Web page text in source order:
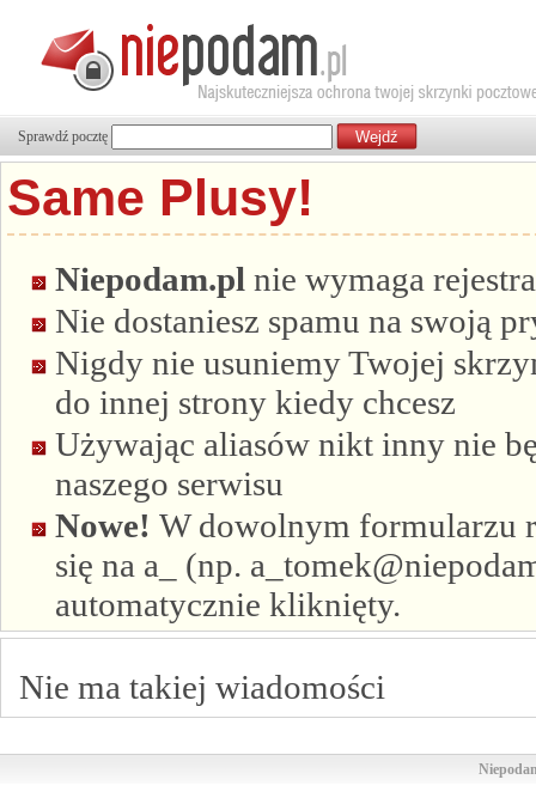
Sprawdź pocztę
Same Plusy!
Niepodam.pl nie wymaga
Nie dostaniesz spamu na swoją
Nigdy nie usuniemy Twojej
do innej strony kiedy chcesz
Używając aliasów nikt inny nie
naszego serwisu
Nowe! W dowolnym formularzu
się na a_ (np.
automatycznie kliknięty.
Nie ma takiej wiadomości